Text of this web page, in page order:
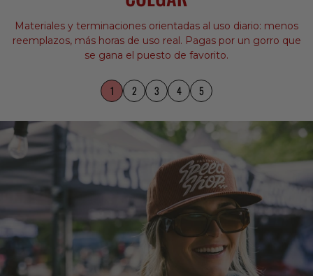
Materiales y terminaciones orientadas al uso diario: menos
reemplazos, más horas de uso real. Pagas por un gorro que
se gana el puesto de favorito.
1 2 3 4 5